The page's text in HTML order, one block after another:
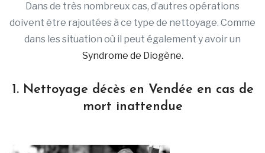
Dans de très nombreux cas, d’autres opérations
doivent être rajoutées à ce type de nettoyage. Comme
dans les situation où il peut également y avoir un
Syndrome de Diogène.
1. Nettoyage décès en Vendée en cas de
mort inattendue